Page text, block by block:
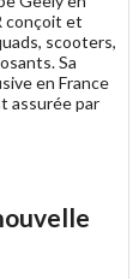
conçoit et
scooters,
Sa
en France
assurée par